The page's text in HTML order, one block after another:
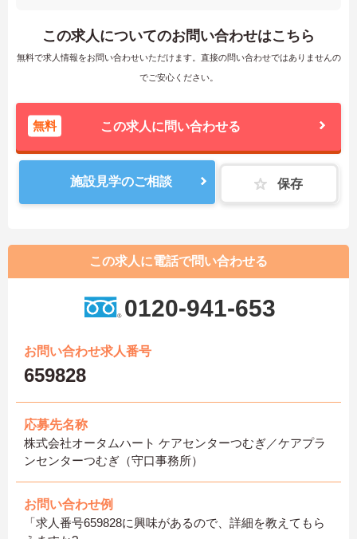
この求人についてのお問い合わせはこちら
無料で求人情報をお問い合わせいただけます。直接の問い合わせではありませんの
でご安心ください。
無料 この求人に問い合わせる
施設見学のご相談 保存
この求人に電話で問い合わせる
0120-941-653
お問い合わせ求人番号
659828
応募先名称
株式会社オータムハート ケアセンターつむぎ／ケアプラ
ンセンターつむぎ（守口事務所）
お問い合わせ例
「求人番号659828に興味があるので、詳細を教えてもら